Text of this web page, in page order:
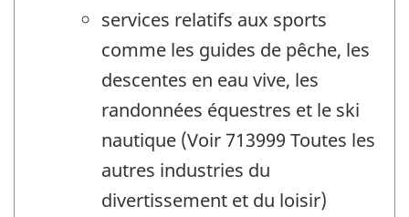
services relatifs aux sports
comme les guides de pêche, les
descentes en eau vive, les
randonnées équestres et le ski
nautique (Voir 713999 Toutes les
autres industries du
divertissement et du loisir)